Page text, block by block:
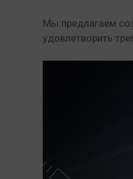
Мы предлагаем
удовлетворить